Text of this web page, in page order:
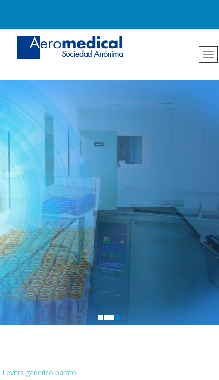
Levitra generico barato